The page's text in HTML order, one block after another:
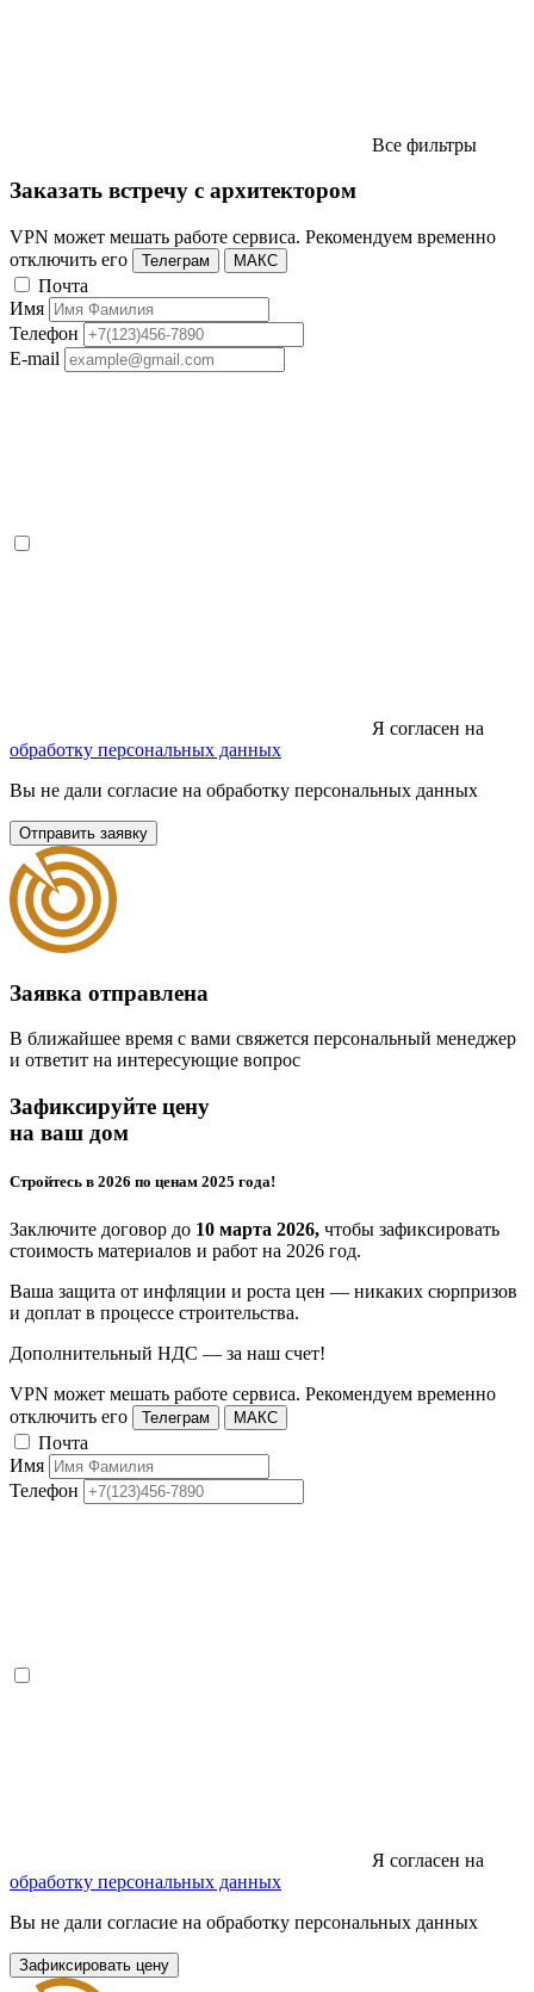
Все фильтры
Заказать встречу с архитектором
VPN может мешать работе сервиса. Рекомендуем временно
отключить его
Телеграм МАКС
Почта
Имя
Телефон
E-mail
Я согласен на
обработку персональных данных
Вы не дали согласие на обработку персональных данных
Отправить заявку
Заявка отправлена
В ближайшее время с вами свяжется персональный менеджер
и ответит на интересующие вопрос
Зафиксируйте цену
на ваш дом
Стройтесь в 2026 по ценам 2025 года!
Заключите договор до 10 марта 2026, чтобы зафиксировать
стоимость материалов и работ на 2026 год.
Ваша защита от инфляции и роста цен — никаких сюрпризов
и доплат в процессе строительства.
Дополнительный НДС — за наш счет!
VPN может мешать работе сервиса. Рекомендуем временно
отключить его
Телеграм МАКС
Почта
Имя
Телефон
Я согласен на
обработку персональных данных
Вы не дали согласие на обработку персональных данных
Зафиксировать цену